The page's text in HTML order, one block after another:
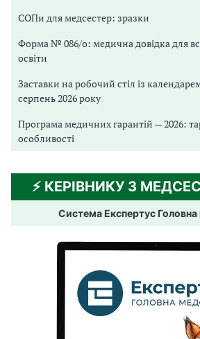
СОПи для медсестер: зразки
Форма № 086/о: медична довідка для
освіти
Заставки на робочий стіл із
серпень 2026 року
Програма медичних гарантій — 2026:
особливості
⚡️ КЕРІВНИКУ З
Система Експертус